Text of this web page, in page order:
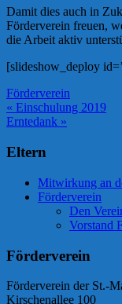
Damit dies auch in
Förderverein freuen,
die Arbeit aktiv
[slideshow_deploy
Förderverein
« Einschulung 2019
Erntedank »
Eltern
Mitwirkung an
Förderverein
Den
Vorstand
Förderverein
Förderverein der St.-
Kirschenallee 100